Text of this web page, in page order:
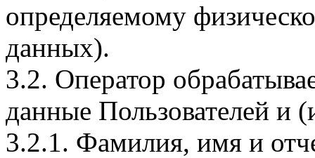
определяемому
данных).
3.2. Оператор
данные Пользователей и
3.2.1. Фамилия, имя и